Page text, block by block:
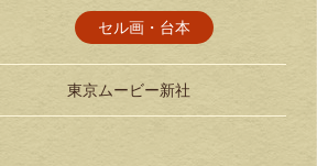
セル画・台本
東京ムービー新社